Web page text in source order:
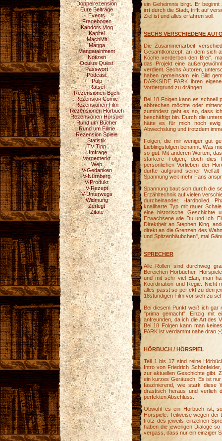
Doppelrezension
Eure Beiträge
Events
Fragebogen
Kahdors Vlog
Kapitel
MachMit
Manga
Mangatainment
Notizen
Oculus Quest
Passwort
Podcast
Pulp
Rätsel
Rezensionen Buch
Rezension Comic
Rezensionen Film
Rezensionen Hörbuch
Rezensionen Hörspiel
Rund um Bücher
Rund um Filme
Rezension Spiele
Statistik
TV Tipp
Umfrage
Vorgemerkt
Web
V-Gedanken
V-Nürnberg
V-Produkt
V-Rezept
V-Unterwegs
Widmung
Zerlegt
Zitate
ein Geheimnis birgt. Er
irrt durch die Stadt, trifft auf
Ziel ist und alles erfahren soll.
SECHS VERSCHIEDENE
Die Zusammenarbeit
Gesamtkonzept, an dem sich
Köche verderben den Brei",
das Projekt eine
verdient. Sechs Autoren,
haben gemeinsam ein Bild
DARKSIDE PARK ihren
Vordergrund zu drängen.
Bei 18 Folgen kann es schnell
abbrechen möchte oder
zumindest geht es so, dass
beschäftigt bin. Durch die
hätte es für mich noch ewig
Abwechslung und trotzdem
Folgen, die mir weniger gut
Lieblingsfolgen benannt. Was
so gut. Mit anderen Worten,
stärkere Folgen, doch dies
persönlichen Vorlieben der
dürfte aufgrund seiner
Spannung weit mehr Fans
Spannung baut sich durch die
Erzähltechnik auf vielen
durcheinander. Hardboiled,
knallharte Typ mit rauer
eine historische Geschichte
Erwachsene wie Du und Ich.
Direktheit an Stephen King,
direkt an die Grenzen des
und Spitzenhäubchen", mal
SPRECHER
Alle Rollen sind durchweg
Bereichen Hörbücher,
und mit sehr viel Elan, man
Koordination und Regie. Nicht
alles passt so perfekt zu den
18stündigen Film vor sich zu
Bei diesem Punkt weiß ich
"prima gemacht". Einzig mit
anfreunden, da ich die Art des
Bei 18 Folgen kann man
PARK ist verdammt nahe dran ;-
HÖRBUCH / HÖRSPIEL
Teil 1 bis 17 sind reine
Intro von Friedrich
zur aktuellen Geschichte gibt.
ein kurzes Geräusch. Es ist
faszinierend, wie stark diese
drastisch heraus und verlieh
perfekten Abschluss.
Obwohl es ein Hörbuch ist,
Hörspiele. Teilweise wegen
trotz des jeweils einzelnen
haben die jeweiligen Dialoge
vergass, dass nur ein einziger